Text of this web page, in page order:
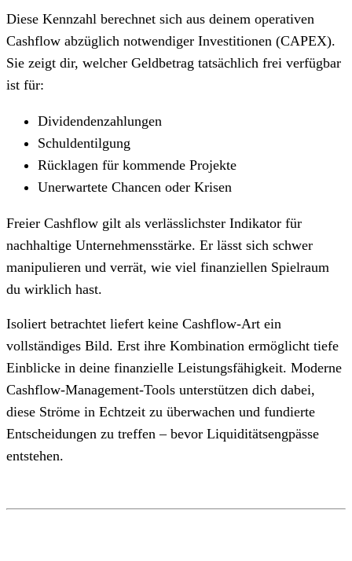
Diese Kennzahl berechnet sich aus deinem operativen
Cashflow abzüglich notwendiger Investitionen (CAPEX).
Sie zeigt dir, welcher Geldbetrag tatsächlich frei verfügbar
ist für:
Dividendenzahlungen
Schuldentilgung
Rücklagen für kommende Projekte
Unerwartete Chancen oder Krisen
Freier Cashflow gilt als verlässlichster Indikator für
nachhaltige Unternehmensstärke. Er lässt sich schwer
manipulieren und verrät, wie viel finanziellen Spielraum
du wirklich hast.
Isoliert betrachtet liefert keine Cashflow-Art ein
vollständiges Bild. Erst ihre Kombination ermöglicht tiefe
Einblicke in deine finanzielle Leistungsfähigkeit. Moderne
Cashflow-Management-Tools unterstützen dich dabei,
diese Ströme in Echtzeit zu überwachen und fundierte
Entscheidungen zu treffen – bevor Liquiditätsengpässe
entstehen.